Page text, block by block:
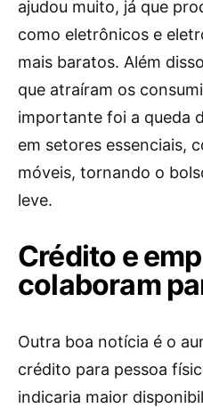
ajudou muito, já que
como eletrônicos e
mais baratos. Além
que atraíram os
importante foi a queda
em setores essenciais,
móveis, tornando o
leve.
Crédito e
colaboram
Outra boa notícia é o
crédito para pessoa
indicaria maior